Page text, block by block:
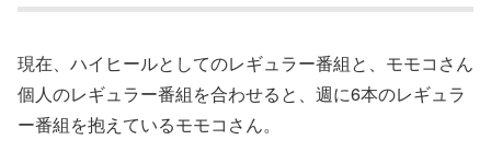
現在、ハイヒールとしてのレギュラー番組と、モモコさん
個人のレギュラー番組を合わせると、週に6本のレギュラ
ー番組を抱えているモモコさん。